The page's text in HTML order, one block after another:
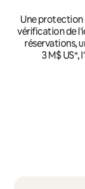
Une protection
vérification de
réservations,
3 M$ US*,